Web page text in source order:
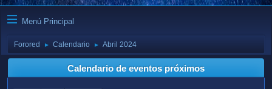
Menú Principal
Forored ► Calendario ► Abril 2024
Calendario de eventos próximos